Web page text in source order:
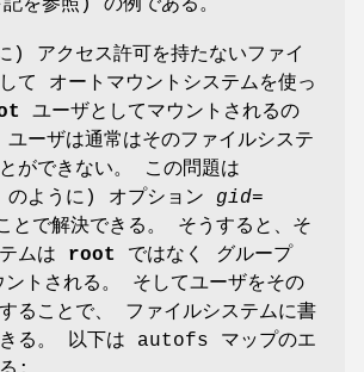
を参照) の例である。
) アクセス許可を持たないファイ
て オートマウントシステムを使っ
ユーザとしてマウントされるの
ーザは通常はそのファイルシステ
ができない。 この問題は
のように) オプション gid=
とで解決できる。 そうすると、そ
ムは root
ではなく グループ
ントされる。 そしてユーザをその
ることで、 ファイルシステムに書
きる。 以下は autofs マップのエ